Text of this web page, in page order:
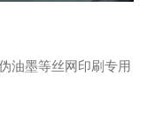
油墨等丝网印刷专用